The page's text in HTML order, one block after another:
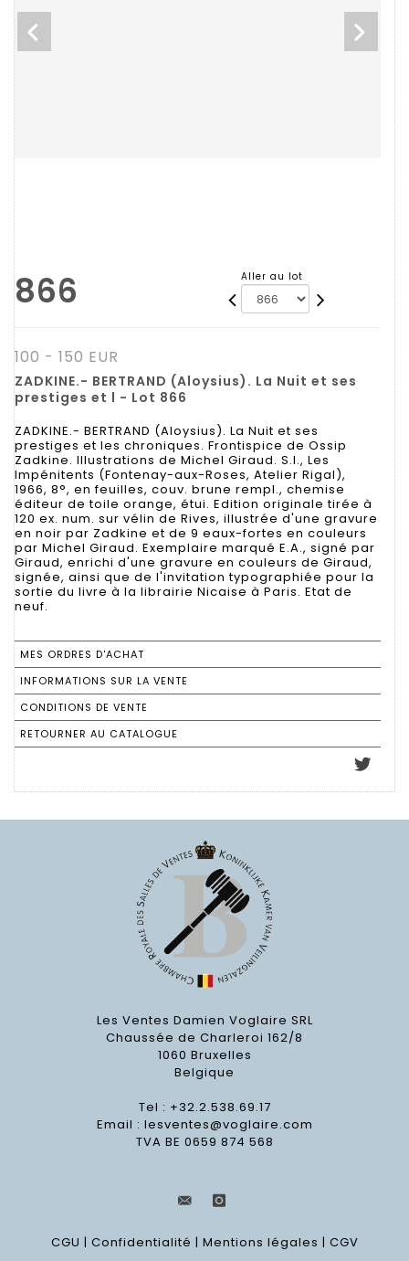
866 Aller au lot
100 - 150 EUR
ZADKINE.- BERTRAND (Aloysius). La Nuit et ses
prestiges et l - Lot 866
ZADKINE.- BERTRAND (Aloysius). La Nuit et ses
prestiges et les chroniques. Frontispice de Ossip
Zadkine. Illustrations de Michel Giraud. S.l., Les
Impénitents (Fontenay-aux-Roses, Atelier Rigal),
1966, 8°, en feuilles, couv. brune rempl., chemise
éditeur de toile orange, étui. Edition originale tirée à
120 ex. num. sur vélin de Rives, illustrée d'une gravure
en noir par Zadkine et de 9 eaux-fortes en couleurs
par Michel Giraud. Exemplaire marqué E.A., signé par
Giraud, enrichi d'une gravure en couleurs de Giraud,
signée, ainsi que de l'invitation typographiée pour la
sortie du livre à la librairie Nicaise à Paris. Etat de
neuf.
MES ORDRES D'ACHAT
INFORMATIONS SUR LA VENTE
CONDITIONS DE VENTE
RETOURNER AU CATALOGUE
Les Ventes Damien Voglaire SRL
Chaussée de Charleroi 162/8
1060 Bruxelles
Belgique
Tel : +32.2.538.69.17
Email : lesventes@voglaire.com
TVA BE 0659 874 568
CGU | Confidentialité | Mentions légales | CGV